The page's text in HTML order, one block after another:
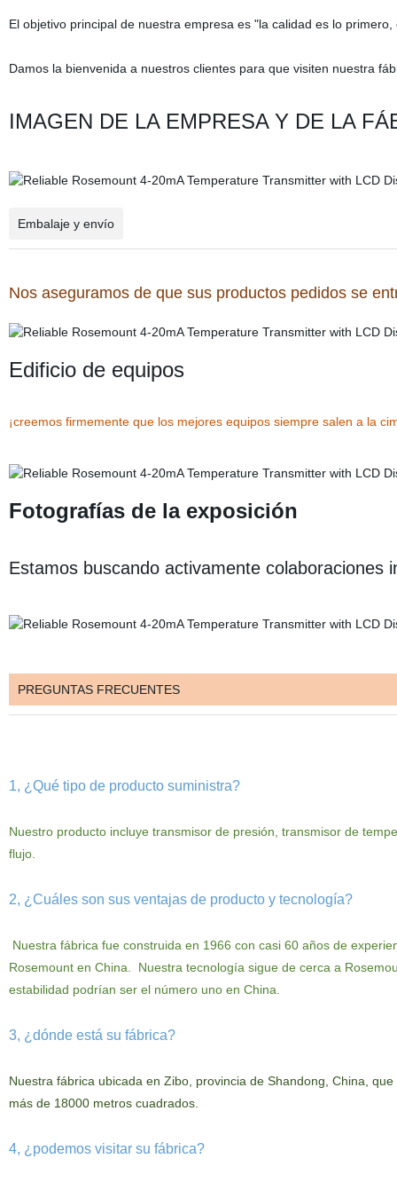
El objetivo principal de nuestra empresa es "la calidad es lo
Damos la bienvenida a nuestros clientes para que visiten nuestra
IMAGEN DE LA EMPRESA Y DE LA
Embalaje y envío
Nos aseguramos de que sus productos pedidos se
Edificio de equipos
¡creemos firmemente que los mejores equipos siempre salen a la
Fotografías de la exposición
Estamos buscando activamente colaboraciones
PREGUNTAS FRECUENTES
1, ¿Qué tipo de producto suministra?
Nuestroproductoincluyetransmisor de presión, transmisor de
flujo.
2, ¿Cuáles son sus ventajas de producto y tecnología?
Nuestra fábrica fue construida en 1966 con casi 60 años de
Rosemount en China. Nuestra tecnología sigue de cerca a
estabilidad podrían ser el número uno en China.
3, ¿dónde está su fábrica?
Nuestra fábrica ubicada en Zibo, provincia de Shandong, China, que
más de 18000 metros cuadrados.
4, ¿podemos visitar su fábrica?